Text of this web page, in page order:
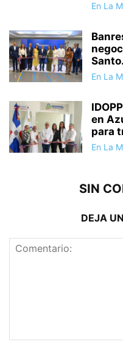
En La
En La
en
para
En La
SIN
DEJA